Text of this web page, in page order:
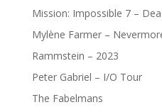
Mission: Impossible 7 –
Mylène Farmer –
Rammstein – 2023
Peter Gabriel – I/O Tour
The Fabelmans